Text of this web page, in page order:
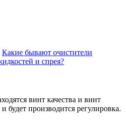
Какие бывают очистители
и спрея?
винт качества и винт
будет производится регулировка.